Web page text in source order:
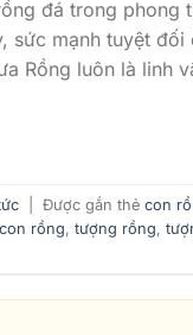
đá trong phong
sức mạnh tuyệt
Rồng luôn là linh
Được gắn thẻ con
rồng, tượng rồng,